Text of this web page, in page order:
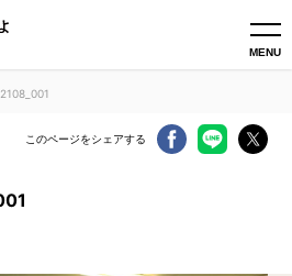
MENU
このページをシェアする